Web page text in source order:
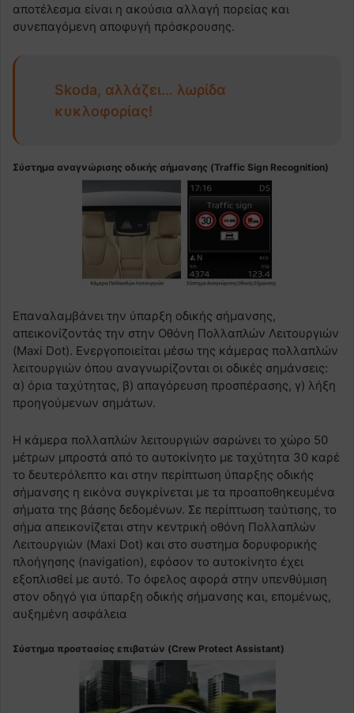
αποτέλεσμα είναι η ακούσια αλλαγή πορείας και
συνεπαγόμενη αποφυγή πρόσκρουσης.
Skoda, αλλάζει… λωρίδα
κυκλοφορίας!
Σύστημα αναγνώρισης οδικής σήμανσης (Traffic Sign Recognition)
Επαναλαμβάνει την ύπαρξη οδικής σήμανσης,
απεικονίζοντάς την στην Οθόνη Πολλαπλών Λειτουργιών
(Maxi Dot). Ενεργοποιείται μέσω της κάμερας πολλαπλών
λειτουργιών όπου αναγνωρίζονται οι οδικές σημάνσεις:
α) όρια ταχύτητας, β) απαγόρευση προσπέρασης, γ) λήξη
προηγούμενων σημάτων.
Η κάμερα πολλαπλών λειτουργιών σαρώνει το χώρο 50
μέτρων μπροστά από το αυτοκίνητο με ταχύτητα 30 καρέ
το δευτερόλεπτο και στην περίπτωση ύπαρξης οδικής
σήμανσης η εικόνα συγκρίνεται με τα προαποθηκευμένα
σήματα της βάσης δεδομένων. Σε περίπτωση ταύτισης, το
σήμα απεικονίζεται στην κεντρική οθόνη Πολλαπλών
Λειτουργιών (Maxi Dot) και στο συστημα δορυφορικής
πλοήγησης (navigation), εφόσον το αυτοκίνητο έχει
εξοπλισθεί με αυτό. Το όφελος αφορά στην υπενθύμιση
στον οδηγό για ύπαρξη οδικής σήμανσης και, επομένως,
αυξημένη ασφάλεια
Σύστημα προστασίας επιβατών (Crew Protect Assistant)